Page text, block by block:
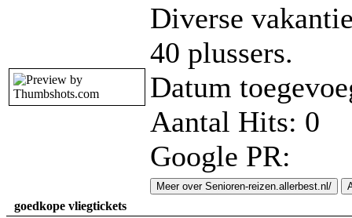
Diverse
40 plussers.
Datum
Aantal Hits: 0
Google PR:
Meer over Senioren-reizen.allerbest.nl/
goedkope vliegtickets